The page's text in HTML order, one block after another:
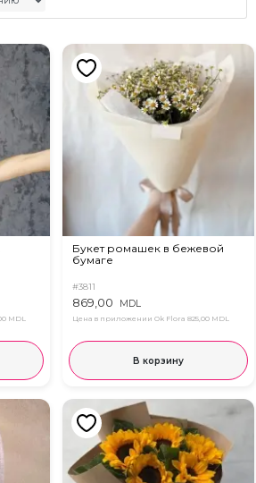
MDL
Букет ромашек в бежевой
бумаге
#3811
869,00 MDL
Цена в приложении Ok Flora 825,00 MDL
В корзину